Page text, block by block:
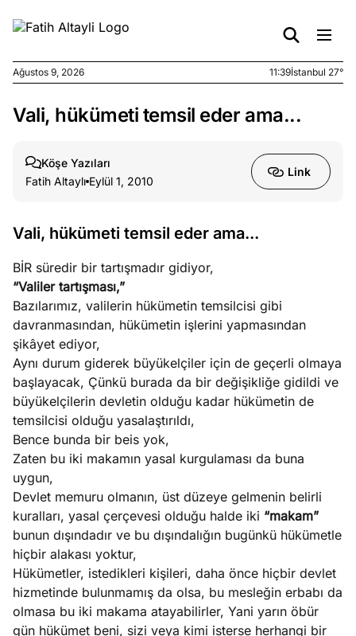
Ağustos
değil
Ağustos
7, 2026
kirli
kimler
Ağustos
6, 2026
yasalar
Köşe
Spor
Ağustos 9, 2026 11:39İstanbul 27°
Vali, hükümeti temsil eder ama...
Köşe Yazıları
Fatih Altaylı Eylül 1, 2010
Link
Vali, hükümeti temsil eder ama...
BİR süredir bir tartışmadır gidiyor,
“Valiler tartışması,”
Bazılarımız, valilerin hükümetin temsilcisi gibi
davranmasından, hükümetin işlerini yapmasından
şikâyet ediyor,
Aynı durum giderek büyükelçiler için de geçerli olmaya
başlayacak, Çünkü burada da bir değişikliğe gidildi ve
büyükelçilerin devletin olduğu kadar hükümetin de
temsilcisi olduğu yasalaştırıldı,
Bence bunda bir beis yok,
Zaten bu iki makamın yasal kurgulaması da buna
uygun,
Devlet memuru olmanın, üst düzeye gelmenin belirli
kuralları, yasal çerçevesi olduğu halde iki “makam”
bunun dışındadır ve bu dışındalığın bugünkü hükümetle
hiçbir alakası yoktur,
Hükümetler, istedikleri kişileri, daha önce hiçbir devlet
hizmetinde bulunmamış da olsa, bu mesleğin erbabı da
olmasa bu iki makama atayabilirler, Yani yarın öbür
gün hükümet beni, sizi veya kimi isterse herhangi bir